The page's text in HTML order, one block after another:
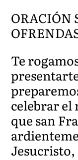
ORACIÓN
Te
celebrar el
que san